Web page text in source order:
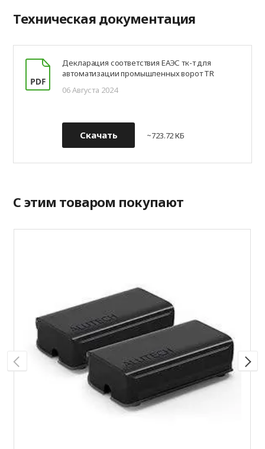
Техническая документация
Декларация соответствия ЕАЭС тк-т для
автоматизации промышленных ворот TR
06 Августа 2024
Скачать ~723.72 КБ
С этим товаром покупают